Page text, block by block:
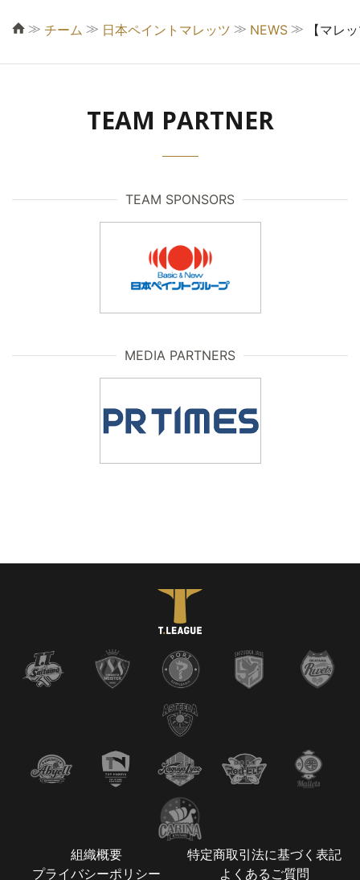
≫ チーム ≫ 日本ペイントマレッツ ≫ NEWS ≫ 【マレ
TEAM PARTNER
TEAM SPONSORS
MEDIA PARTNERS
組織概要
特定商取引法に基づく表記
プライバシーポリシー
よくあるご質問